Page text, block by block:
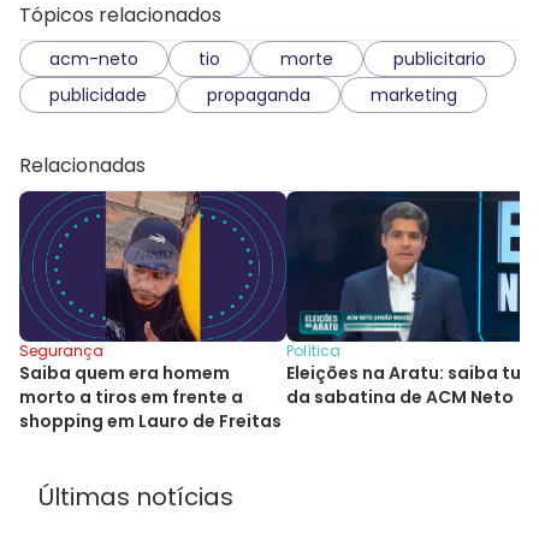
Tópicos relacionados
acm-neto tio morte
publicitario
publicidade
propaganda marketing
Relacionadas
Segurança
Saiba quem era homem
morto a tiros em frente a
shopping em Lauro de Freitas
Política
Eleições na Aratu: saiba
da sabatina de ACM Neto
Últimas notícias